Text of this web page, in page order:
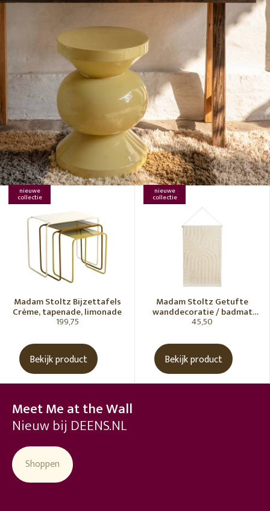
nieuwe
collectie
Madam Stoltz Bijzettafels
Crème, tapenade, limonade
199,75
Bekijk product
nieuwe
collectie
Madam Stoltz Getufte
wanddecoratie / badmat
Vanille
45,50
Bekijk product
Meet Me at the Wall
Nieuw bij DEENS.NL
Shoppen